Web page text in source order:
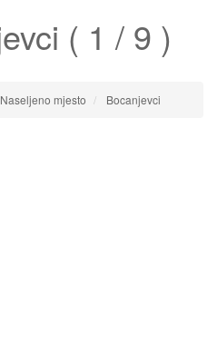
( 1 / 9 )
Naseljeno mjesto Bocanjevci